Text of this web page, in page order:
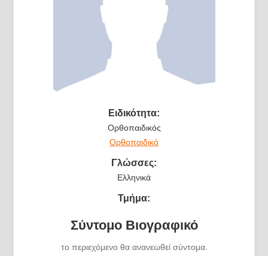
Ειδικότητα:
Ορθοπαιδικός
Ορθοπαιδικό
Γλώσσες:
Ελληνικά
Τμήμα:
Σύντομο Βιογραφικό
το περιεχόμενο θα ανανεωθεί σύντομα.